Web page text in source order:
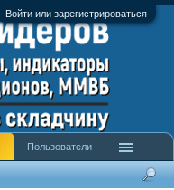
Войти или зарегистрироваться
Пользователи